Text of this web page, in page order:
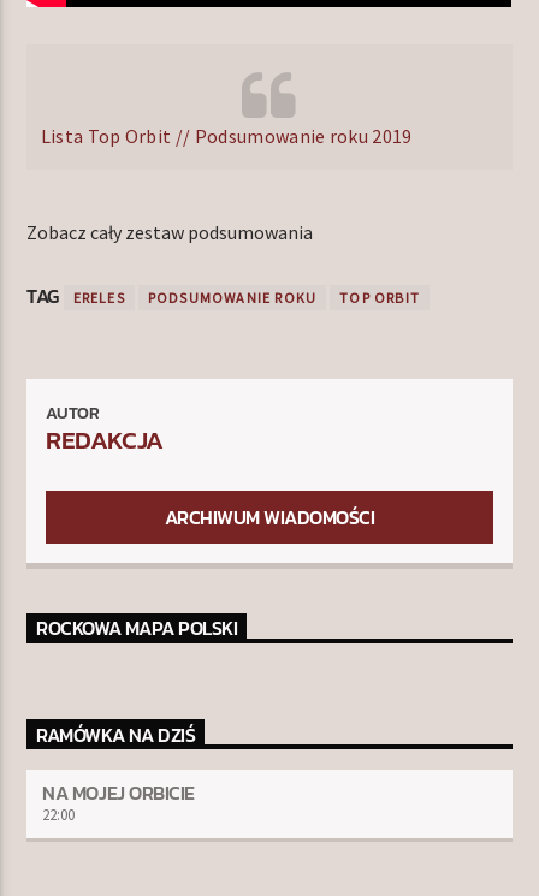
Lista Top Orbit // Podsumowanie roku 2019
Zobacz cały zestaw podsumowania
TAG ERELES PODSUMOWANIE ROKU TOP ORBIT
AUTOR
REDAKCJA
ARCHIWUM WIADOMOŚCI
ROCKOWA MAPA POLSKI
RAMÓWKA NA DZIŚ
NA MOJEJ ORBICIE
22:00